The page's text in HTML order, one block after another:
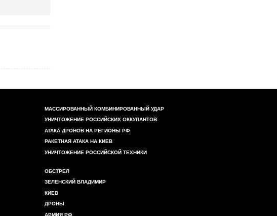
МАССИРОВАННЫЙ КОМБИНИРОВАННЫЙ УДАР
УНИЧТОЖЕНИЕ РОССИЙСКИХ ОККУПАНТОВ
АТАКА ДРОНОВ НА РЕГИОНЫ РФ
РАКЕТНАЯ АТАКА НА КИЕВ
УНИЧТОЖЕНИЕ РОССИЙСКОЙ ТЕХНИКИ
ОБСТРЕЛ
ЗЕЛЕНСКИЙ ВЛАДИМИР
КИЕВ
ДРОНЫ
АРМИЯ РФ